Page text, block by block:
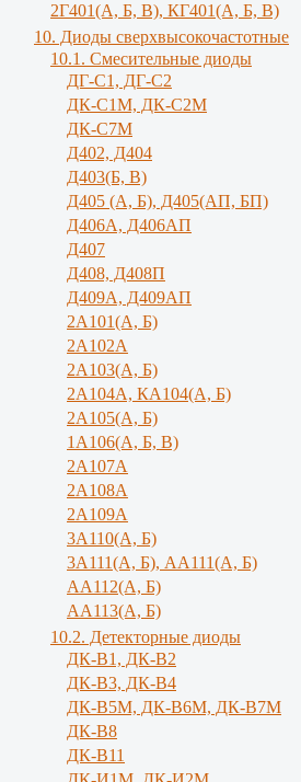
2Г401(А, Б, В), КГ401(А, Б, В)
10. Диоды сверхвысокочастотные
10.1. Смесительные диоды
ДГ-С1, ДГ-С2
ДК-С1М, ДК-С2М
ДК-С7М
Д402, Д404
Д403(Б, В)
Д405 (А, Б), Д405(АП, БП)
Д406А, Д406АП
Д407
Д408, Д408П
Д409А, Д409АП
2А101(А, Б)
2А102А
2А103(А, Б)
2А104А, КА104(А, Б)
2А105(А, Б)
1А106(А, Б, В)
2А107А
2А108А
2А109А
3А110(А, Б)
3А111(А, Б), АА111(А, Б)
АА112(А, Б)
АА113(А, Б)
10.2. Детекторные диоды
ДК-В1, ДК-В2
ДК-В3, ДК-В4
ДК-В5М, ДК-В6М, ДК-В7М
ДК-В8
ДК-В11